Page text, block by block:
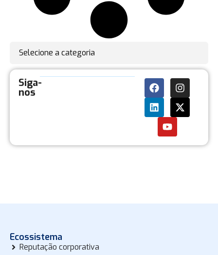
Selecione a categoria
Siga-
nos
Ecossistema
Reputação corporativa